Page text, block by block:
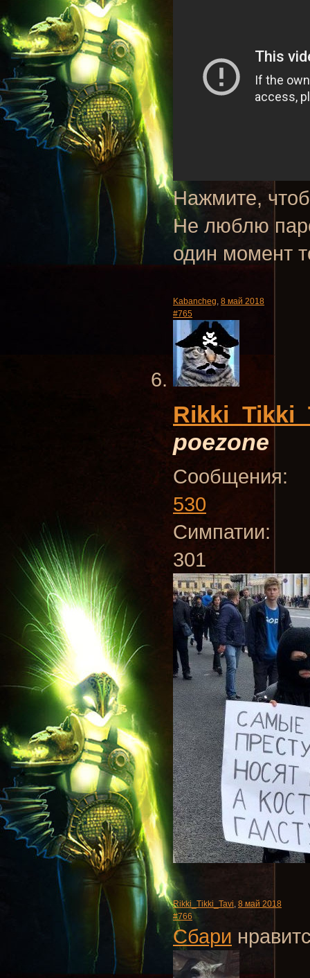
Нажмите,
Не люблю
один момент
Kabancheg, 8 май 2018
#765
poezone
Сообщения:
530
Симпатии:
301
Rikki_Tikki_Tavi, 8 май 2018
#766
Сбари